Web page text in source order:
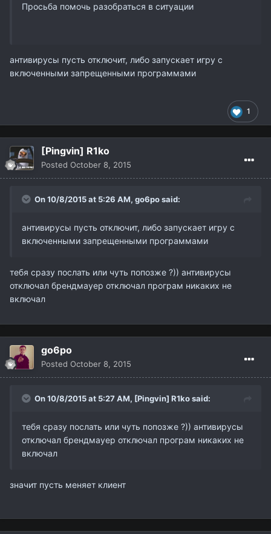
Просьба помочь разобраться в ситуации
антивирусы пусть отключит, либо запускает игру с
включенными запрещенными программами
1
[Pingvin] R1ko
Posted October 8, 2015
On 10/8/2015 at 5:26 AM, go6posaid:
антивирусы пусть отключит, либо запускает игру с
включенными запрещенными программами
тебя сразу послать или чуть попозже ?)) антивирусы
отключал брендмауер отключал програм никаких не
включал
go6po
Posted October 8, 2015
On 10/8/2015 at 5:27 AM, [Pingvin] R1kosaid:
тебя сразу послать или чуть попозже ?)) антивирусы
отключал брендмауер отключал програм никаких не
включал
значит пусть меняет клиент